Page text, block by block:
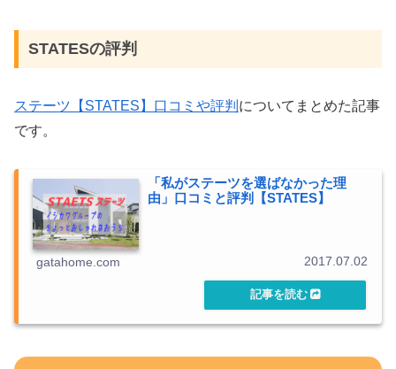
STATESの評判
ステーツ【STATES】口コミや評判 についてまとめた記事
です。
「私がステーツを選ばなかった理
由」口コミと評判【STATES】
gatahome.com 2017.07.02